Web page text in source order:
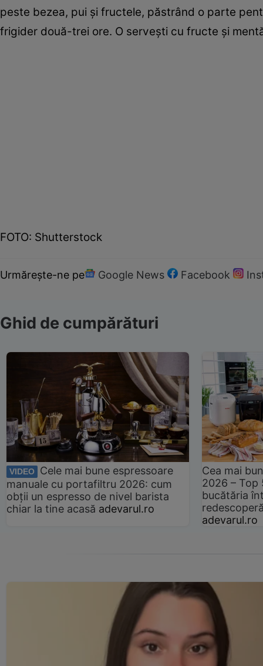
peste bezea, pui şi fructele, păstrând o parte
frigider două-trei ore. O serveşti cu fructe şi
FOTO: Shutterstock
Urmărește-ne pe Google News Facebook
Ghid de cumpărături
VIDEO
Cele mai bune espressoare
manuale cu portafiltru 2026: cum
obții un espresso de nivel barista
chiar la tine acasă adevarul.ro
Cea mai
2026 –
bucătăria
adevarul.ro